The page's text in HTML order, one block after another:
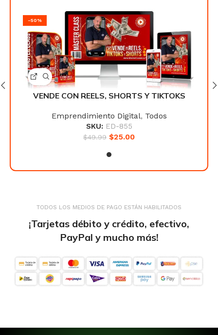
-50%
VENDE CON REELS, SHORTS Y TIKTOKS
Emprendimiento Digital, Todos
SKU: ED-855
$49.99 $25.00
TODOS LOS MEDIOS DE PAGO ESTÁN HABILITADOS
¡Tarjetas débito y crédito, efectivo,
PayPal y mucho más!